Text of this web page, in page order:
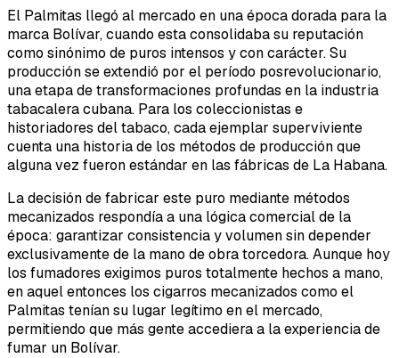
El Palmitas llegó al mercado en una época dorada para la
marca Bolívar, cuando esta consolidaba su reputación
como sinónimo de puros intensos y con carácter. Su
producción se extendió por el período posrevolucionario,
una etapa de transformaciones profundas en la industria
tabacalera cubana. Para los coleccionistas e
historiadores del tabaco, cada ejemplar superviviente
cuenta una historia de los métodos de producción que
alguna vez fueron estándar en las fábricas de La Habana.
La decisión de fabricar este puro mediante métodos
mecanizados respondía a una lógica comercial de la
época: garantizar consistencia y volumen sin depender
exclusivamente de la mano de obra torcedora. Aunque hoy
los fumadores exigimos puros totalmente hechos a mano,
en aquel entonces los cigarros mecanizados como el
Palmitas tenían su lugar legítimo en el mercado,
permitiendo que más gente accediera a la experiencia de
fumar un Bolívar.